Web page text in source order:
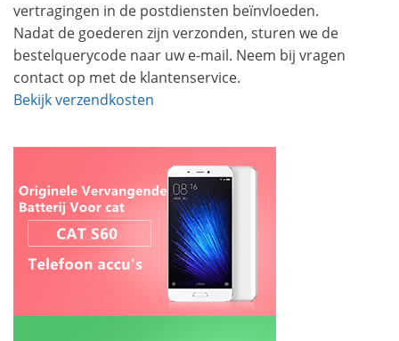
vertragingen in de postdiensten beïnvloeden.
Nadat de goederen zijn verzonden, sturen we de
bestelquerycode naar uw e-mail. Neem bij vragen
contact op met de klantenservice.
Bekijk verzendkosten